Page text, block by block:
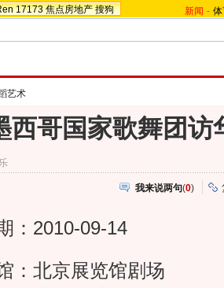
17173 焦点房地产 搜狗 新闻 -
艺术
西哥国家歌舞团访
我来说两句(0)
2010-09-14
北京展览馆剧场